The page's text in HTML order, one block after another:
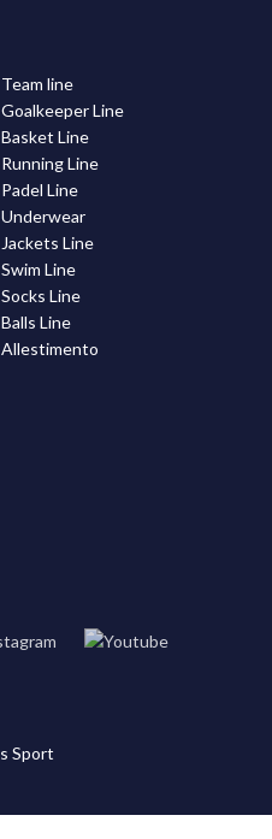
Team line
Goalkeeper Line
Basket Line
Running Line
Padel Line
Underwear
Jackets Line
Swim Line
Socks Line
Balls Line
Allestimento